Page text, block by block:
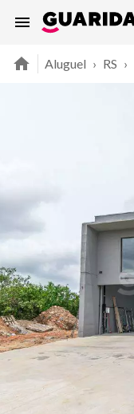
Aluguel › RS ›